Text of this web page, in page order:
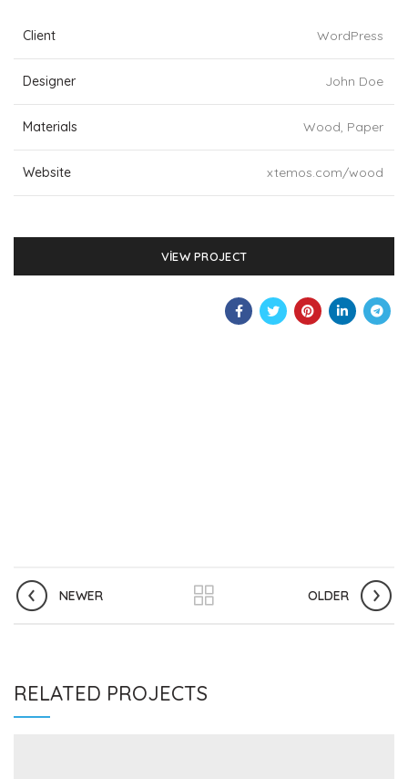
Client WordPress
Designer John Doe
Materials Wood, Paper
Website xtemos.com/wood
VIEW PROJECT
NEWER OLDER
RELATED PROJECTS